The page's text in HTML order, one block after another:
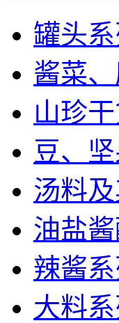
罐头系
酱菜
山珍
豆、
汤料
油盐酱
辣酱系
大料系